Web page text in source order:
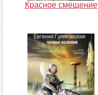
Красное смещение